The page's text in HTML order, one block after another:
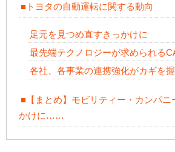
■トヨタの自動運転に関する動向
足元を見つめ直すきっかけに
最先端テクノロジーが求められる
各社、各事業の連携強化がカギを
■【まとめ】モビリティー・カンパニ
かけに……